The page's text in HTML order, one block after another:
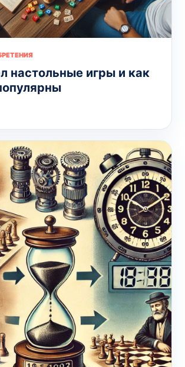
настольные игры и как